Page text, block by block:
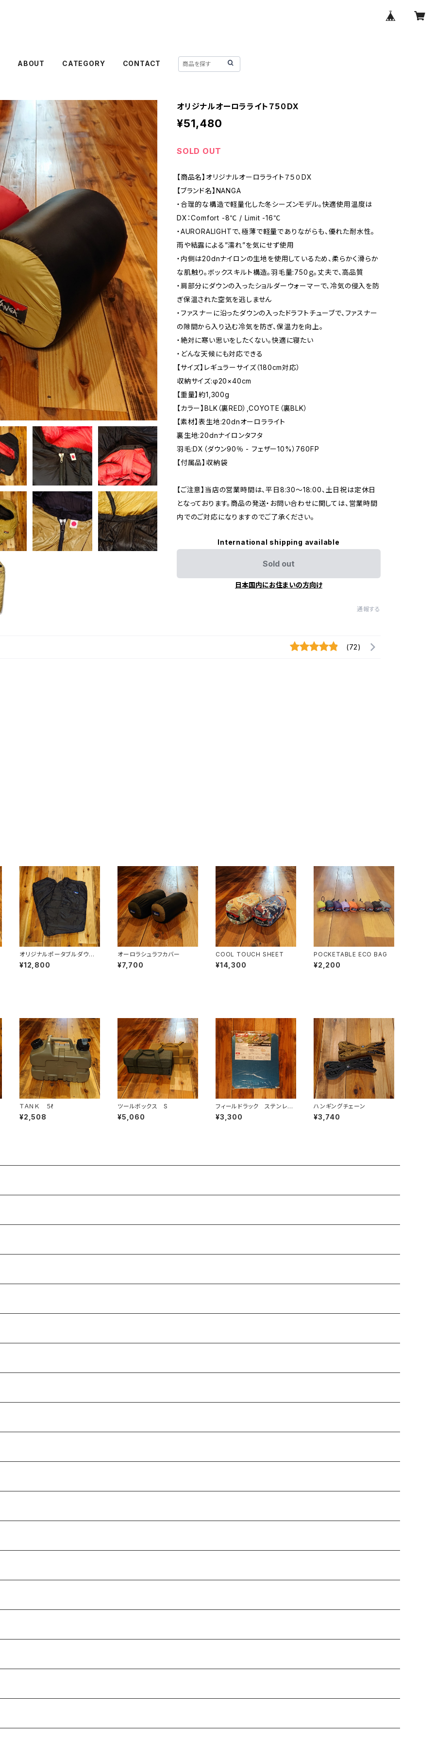
ABOUT CATEGORY CONTACT
オリジナルオーロラライト７５０DX
¥51,480
SOLD OUT
【商品名】オリジナルオーロラライト７５０DX
【ブランド名】NANGA
・合理的な構造で軽量化した冬シーズンモデル。快適使用温度は
DX：Comfort -8℃ / Limit -16℃
・AURORALIGHTで、極薄で軽量でありながらも、優れた耐水性。
雨や結露による”濡れ”を気にせず使用
・内側は20dnナイロンの生地を使用しているため、柔らかく滑らか
な肌触り。ボックスキルト構造。羽毛量:750ｇ。丈夫で、高品質
・肩部分にダウンの入ったショルダーウォーマーで、冷気の侵入を防
ぎ保温された空気を逃しません
・ファスナーに沿ったダウンの入ったドラフトチューブで、ファスナー
の隙間から入り込む冷気を防ぎ、保温力を向上。
・絶対に寒い思いをしたくない。快適に寝たい
・どんな天候にも対応できる
【サイズ】レギュラーサイズ（180cm対応）
収納サイズ:φ20×40cm
【重量】約1,300g
【カラー】BLK（裏RED）,COYOTE（裏BLK）
【素材】表生地:20dnオーロラライト
裏生地:20dnナイロンタフタ
羽毛:DX（ダウン90％ - フェザー10%）760FP
【付属品】収納袋
【ご注意】当店の営業時間は、平日8:30～18:00、土日祝は定休日
となっております。商品の発送・お問い合わせに関しては、営業時間
内でのご対応になりますのでご了承ください。
International shipping available
Sold out
日本国内にお住まいの方向け
通報する
(72)
オリジナルポータブルダウン
パンツ
¥12,800
オーロラシュラフカバー
¥7,700
COOL TOUCH SHEET
¥14,300
POCKETABLE ECO BAG
¥2,200
ＴＡＮＫ ５ℓ
¥2,508
ツールボックス S
¥5,060
フィールドラック ステンレス
天板 ハーフ
¥3,300
ハンギングチェーン
¥3,740